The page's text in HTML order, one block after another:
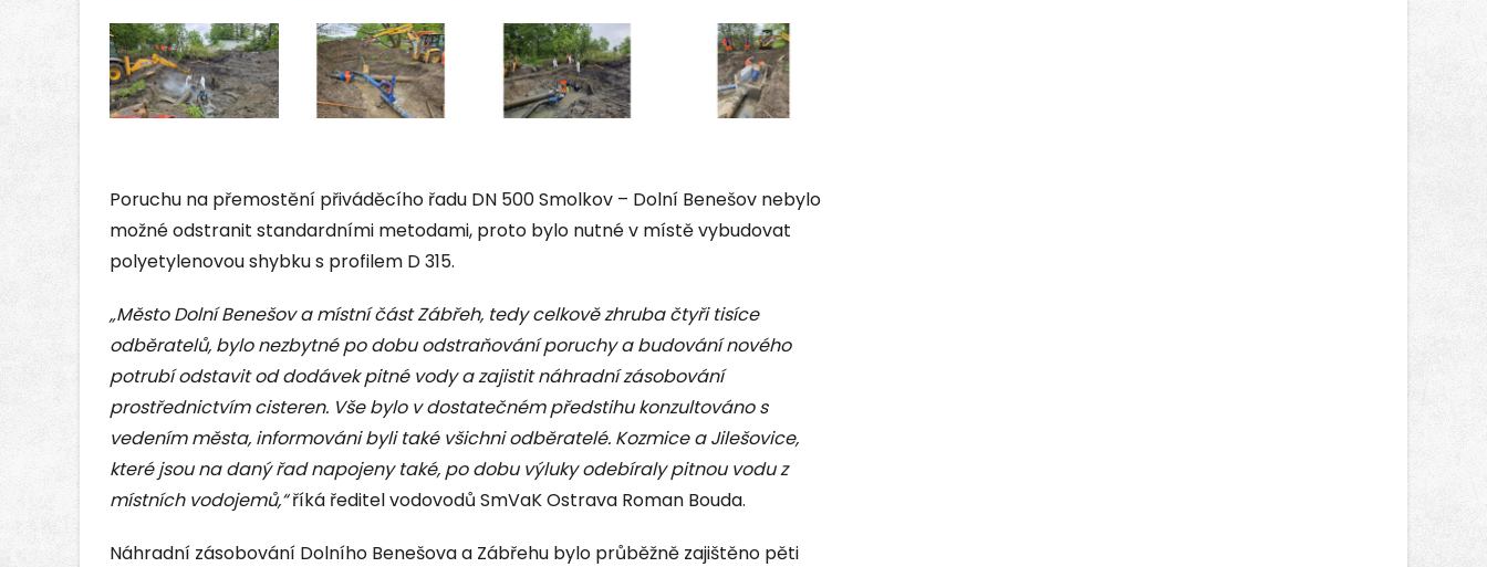
Poruchu na přemostění přiváděcího řadu DN 500 Smolkov – Dolní Benešov nebylo
možné odstranit standardními metodami, proto bylo nutné v místě vybudovat
polyetylenovou shybku s profilem D 315.
„Město Dolní Benešov a místní část Zábřeh, tedy celkově zhruba čtyři tisíce
odběratelů, bylo nezbytné po dobu odstraňování poruchy a budování nového
potrubí odstavit od dodávek pitné vody a zajistit náhradní zásobování
prostřednictvím cisteren. Vše bylo v dostatečném předstihu konzultováno s
vedením města, informováni byli také všichni odběratelé. Kozmice a Jilešovice,
které jsou na daný řad napojeny také, po dobu výluky odebíraly pitnou vodu z
místních vodojemů,“říká ředitel vodovodů SmVaK Ostrava Roman Bouda.
Náhradní zásobování Dolního Benešova a Zábřehu bylo průběžně zajištěno pěti